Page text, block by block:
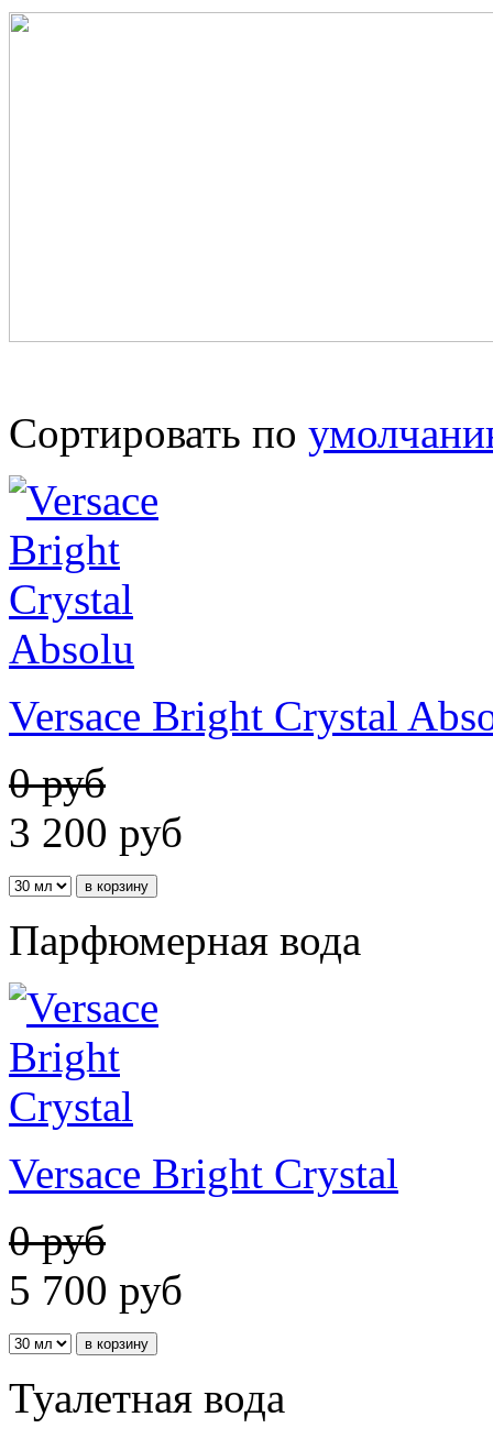
Сортировать по
Versace Bright Crystal
0 руб
3 200 руб
Парфюмерная вода
Versace Bright Crystal
0 руб
5 700 руб
Туалетная вода